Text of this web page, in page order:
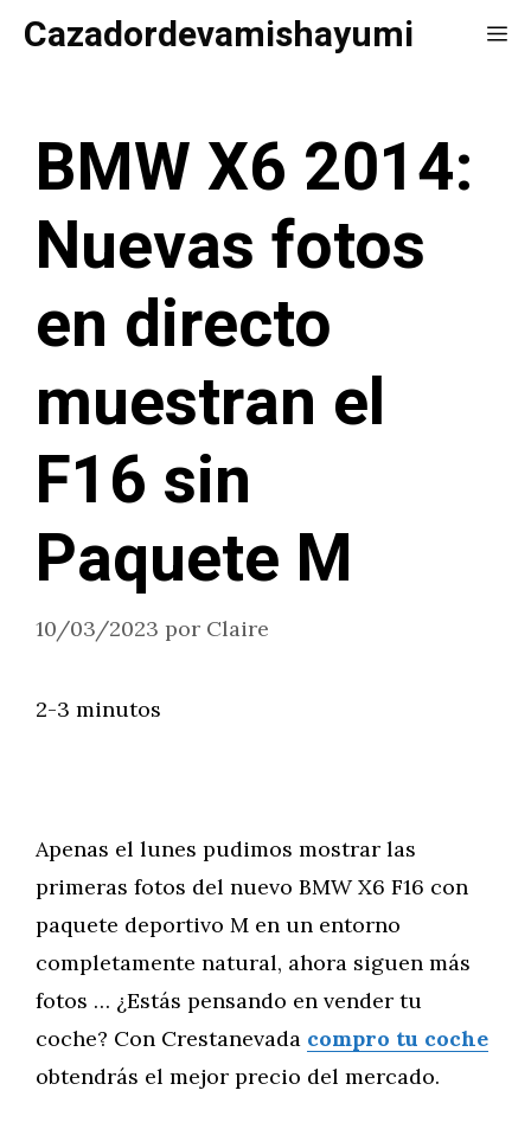
SaltarCazadordevamishayumi
BMW X6 2014:
Nuevas fotos
en directo
muestran el
F16 sin
Paquete M
10/03/2023 por Claire
2-3 minutos
Apenas el lunes pudimos mostrar las
primeras fotos del nuevo BMW X6 F16 con
paquete deportivo M en un entorno
completamente natural, ahora siguen más
fotos … ¿Estás pensando en vender tu
coche? Con Crestanevada compro tu coche
obtendrás el mejor precio del mercado.